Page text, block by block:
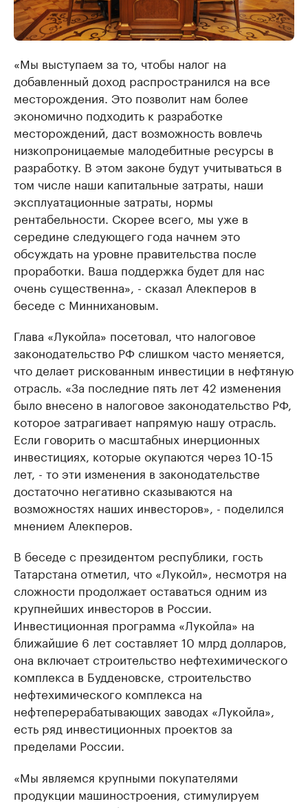
«Мы выступаем за то, чтобы налог на
добавленный доход распространился на все
месторождения. Это позволит нам более
экономично подходить к разработке
месторождений, даст возможность вовлечь
низкопроницаемые малодебитные ресурсы в
разработку. В этом законе будут учитываться в
том числе наши капитальные затраты, наши
эксплуатационные затраты, нормы
рентабельности. Скорее всего, мы уже в
середине следующего года начнем это
обсуждать на уровне правительства после
проработки. Ваша поддержка будет для нас
очень существенна», - сказал Алекперов в
беседе с Миннихановым.
Глава «Лукойла» посетовал, что налоговое
законодательство РФ слишком часто меняется,
что делает рискованным инвестиции в нефтяную
отрасль. «За последние пять лет 42 изменения
было внесено в налоговое законодательство РФ,
которое затрагивает напрямую нашу отрасль.
Если говорить о масштабных инерционных
инвестициях, которые окупаются через 10-15
лет, - то эти изменения в законодательстве
достаточно негативно сказываются на
возможностях наших инвесторов», - поделился
мнением Алекперов.
В беседе с президентом республики, гость
Татарстана отметил, что «Лукойл», несмотря на
сложности продолжает оставаться одним из
крупнейших инвесторов в России.
Инвестиционная программа «Лукойла» на
ближайшие 6 лет составляет 10 млрд долларов,
она включает строительство нефтехимического
комплекса в Будденовске, строительство
нефтехимического комплекса на
нефтеперерабатывающих заводах «Лукойла»,
есть ряд инвестиционных проектов за
пределами России.
«Мы являемся крупными покупателями
продукции машиностроения, стимулируем